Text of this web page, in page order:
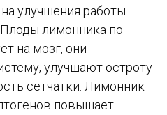
улучшения работы
лимонника по
на мозг, они
улучшают остроту
сетчатки. Лимонник
повышает